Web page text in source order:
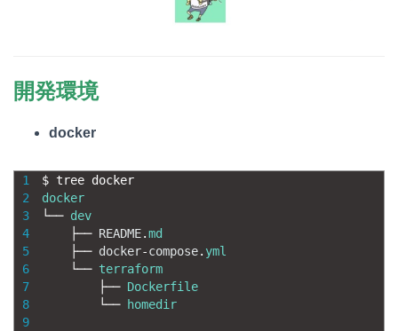
開発環境
docker
1
2
3
4
5
6
7
8
9
$ tree docker
docker
└── dev
├── README.md
├── docker-compose. yml
└── terraform
├── Dockerfile
└──
homedir